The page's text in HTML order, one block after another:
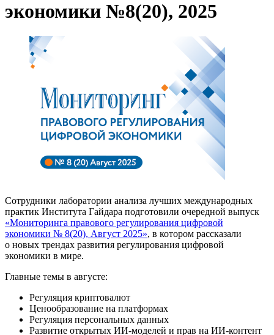
экономики №8(20), 2025
Сотрудники лаборатории анализа лучших международных
практик Института Гайдара подготовили очередной выпуск
«Мониторинга правового регулирования цифровой
экономики № 8(20), Август 2025», в котором рассказали
о новых трендах развития регулирования цифровой
экономики в мире.
Главные темы в августе:
Регуляция криптовалют
Ценообразование на платформах
Регуляция персональных данных
Развитие открытых ИИ-моделей и прав на ИИ-контент